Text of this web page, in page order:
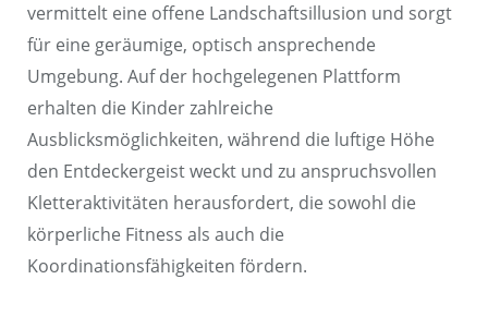
vermittelt eine offene Landschaftsillusion und sorgt
für eine geräumige, optisch ansprechende
Umgebung. Auf der hochgelegenen Plattform
erhalten die Kinder zahlreiche
Ausblicksmöglichkeiten, während die luftige Höhe
den Entdeckergeist weckt und zu anspruchsvollen
Kletteraktivitäten herausfordert, die sowohl die
körperliche Fitness als auch die
Koordinationsfähigkeiten fördern.